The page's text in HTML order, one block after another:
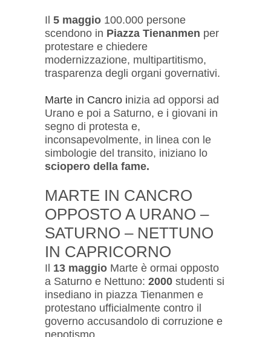
Il 5 maggio 100.000 persone
scendono in Piazza Tienanmen per
protestare e chiedere
modernizzazione, multipartitismo,
trasparenza degli organi governativi.
Marte in Cancro inizia ad opporsi ad
Urano e poi a Saturno, e i giovani in
segno di protesta e,
inconsapevolmente, in linea con le
simbologie del transito, iniziano lo
sciopero della fame.
MARTE IN CANCRO
OPPOSTO A URANO –
SATURNO – NETTUNO
IN CAPRICORNO
Il 13 maggio Marte è ormai opposto
a Saturno e Nettuno: 2000 studenti si
insediano in piazza Tienanmen e
protestano ufficialmente contro il
governo accusandolo di corruzione e
nepotismo.